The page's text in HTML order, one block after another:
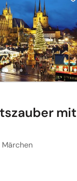
mit